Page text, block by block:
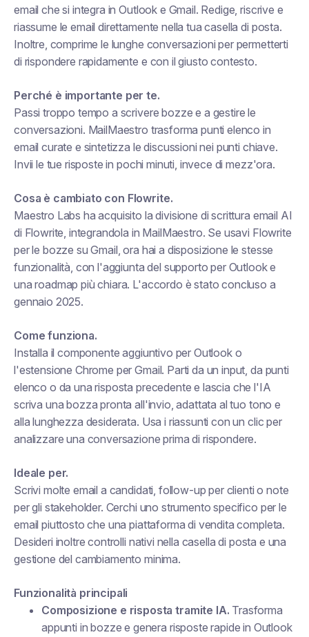
email che si integra in Outlook e Gmail. Redige, riscrive e
riassume le email direttamente nella tua casella di posta.
Inoltre, comprime le lunghe conversazioni per permetterti
di rispondere rapidamente e con il giusto contesto.
Perché è importante per te.
Passi troppo tempo a scrivere bozze e a gestire le
conversazioni. MailMaestro trasforma punti elenco in
email curate e sintetizza le discussioni nei punti chiave.
Invii le tue risposte in pochi minuti, invece di mezz'ora.
Cosa è cambiato con Flowrite.
Maestro Labs ha acquisito la divisione di scrittura email AI
di Flowrite, integrandola in MailMaestro. Se usavi Flowrite
per le bozze su Gmail, ora hai a disposizione le stesse
funzionalità, con l'aggiunta del supporto per Outlook e
una roadmap più chiara. L'accordo è stato concluso a
gennaio 2025.
Come funziona.
Installa il componente aggiuntivo per Outlook o
l'estensione Chrome per Gmail. Parti da un input, da punti
elenco o da una risposta precedente e lascia che l'IA
scriva una bozza pronta all'invio, adattata al tuo tono e
alla lunghezza desiderata. Usa i riassunti con un clic per
analizzare una conversazione prima di rispondere.
Ideale per.
Scrivi molte email a candidati, follow-up per clienti o note
per gli stakeholder. Cerchi uno strumento specifico per le
email piuttosto che una piattaforma di vendita completa.
Desideri inoltre controlli nativi nella casella di posta e una
gestione del cambiamento minima.
Funzionalità principali
Composizione e risposta tramite IA. Trasforma
appunti in bozze e genera risposte rapide in Outlook